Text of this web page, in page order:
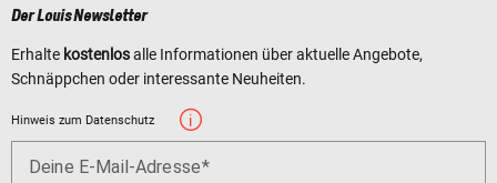
Der Louis Newsletter
Erhalte kostenlosalle Informationen über aktuelle Angebote,
Schnäppchen oder interessante Neuheiten.
Hinweis zum Datenschutz
Deine E-Mail-Adresse